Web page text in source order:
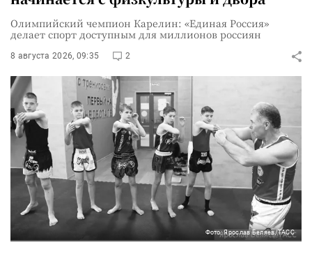
Олимпийский чемпион Карелин: «Единая Россия»
делает спорт доступным для миллионов россиян
8 августа 2026, 09:35 2
Фото: Ярослав Беляев/ТАСС